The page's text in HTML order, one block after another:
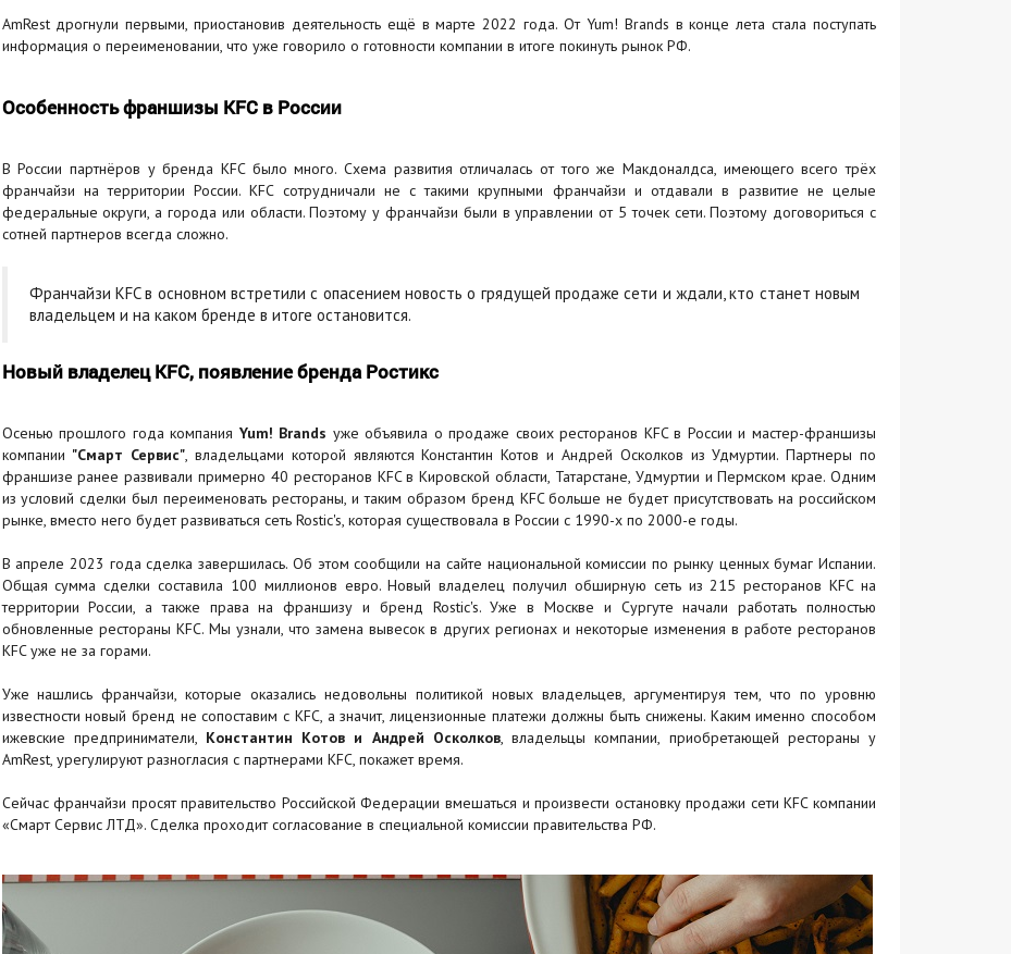
AmRest дрогнули первыми, приостановив деятельность ещё в марте 2022 года. От Yum! Brands в конце лета стала поступать
информация о переименовании, что уже говорило о готовности компании в итоге покинуть рынок РФ.
Особенность франшизы KFC в России
В России партнёров у бренда KFC было много. Схема развития отличалась от того же Макдоналдса, имеющего всего трёх
франчайзи на территории России. KFC сотрудничали не с такими крупными франчайзи и отдавали в развитие не целые
федеральные округи, а города или области. Поэтому у франчайзи были в управлении от 5 точек сети. Поэтому договориться с
сотней партнеров всегда сложно.
Франчайзи KFC в основном встретили с опасением новость о грядущей продаже сети и ждали, кто станет новым
владельцем и на каком бренде в итоге остановится.
Новый владелец KFC, появление бренда Ростикс
Осенью прошлого года компания Yum! Brands уже объявила о продаже своих ресторанов KFC в России и мастер-франшизы
компании "Смарт Сервис" , владельцами которой являются Константин Котов и Андрей Осколков из Удмуртии. Партнеры по
франшизе ранее развивали примерно 40 ресторанов KFC в Кировской области, Татарстане, Удмуртии и Пермском крае. Одним
из условий сделки был переименовать рестораны, и таким образом бренд KFC больше не будет присутствовать на российском
рынке, вместо него будет развиваться сеть Rostic's, которая существовала в России с 1990-х по 2000-е годы.
В апреле 2023 года сделка завершилась. Об этом сообщили на сайте национальной комиссии по рынку ценных бумаг Испании.
Общая сумма сделки составила 100 миллионов евро. Новый владелец получил обширную сеть из 215 ресторанов KFC на
территории России, а также права на франшизу и бренд Rostic's. Уже в Москве и Сургуте начали работать полностью
обновленные рестораны KFC. Мы узнали, что замена вывесок в других регионах и некоторые изменения в работе ресторанов
KFC уже не за горами.
Уже нашлись франчайзи, которые оказались недовольны политикой новых владельцев, аргументируя тем, что по уровню
известности новый бренд не сопоставим с KFC, а значит, лицензионные платежи должны быть снижены. Каким именно способом
ижевские предприниматели, Константин Котов и Андрей Осколков, владельцы компании, приобретающей рестораны у
AmRest, урегулируют разногласия с партнерами KFC, покажет время.
Сейчас франчайзи просят правительство Российской Федерации вмешаться и произвести остановку продажи сети KFC компании
«Смарт Сервис ЛТД». Сделка проходит согласование в специальной комиссии правительства РФ.